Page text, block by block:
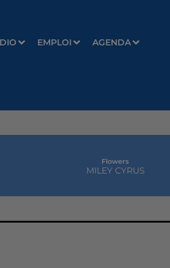
EMPLOI AGENDA
Flowers
MILEY CYRUS